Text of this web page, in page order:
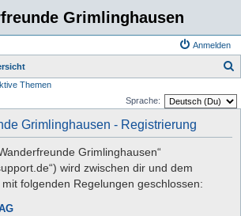
Grimlinghausen
Anmelden
Themen
Sprache:
Grimlinghausen - Registrierung
Grimlinghausen“
wird zwischen dir und dem
folgenden Regelungen geschlossen: